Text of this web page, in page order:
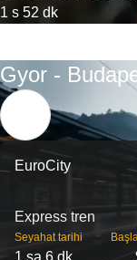
1 s 52 dk
Gyor -
EuroCity
Express tren
Seyahat tarihi
1 sa 6 dk